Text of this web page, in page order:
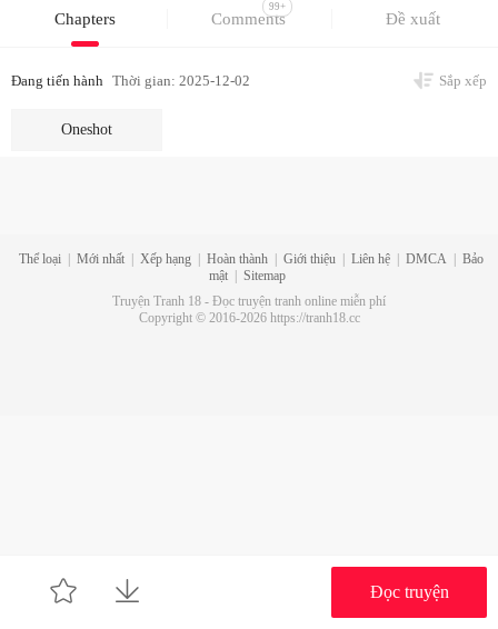
Chapters Comments
99+
Đề xuất
Đang tiến hành Thời gian: 2025-12-02 Sắp xếp
Oneshot
Đọc truyện
Thể loại Mới nhất Xếp hạng Hoàn thành Giới thiệu Liên hệ DMCA
Bảo
mật
Sitemap
Truyện Tranh 18 - Đọc truyện tranh online miễn phí
Copyright © 2016-2026 https://tranh18.cc